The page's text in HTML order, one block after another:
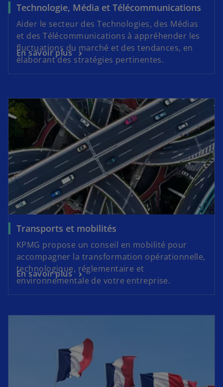
Technologie, Média et Télécommunications
Aider le secteur des Technologies, des Médias
et des Télécommunications à appréhender les
fluctuations du marché et des tendances, en
élaborant des stratégies pertinentes.
En savoir plus
Transports et mobilités
KPMG propose un conseil en mobilité pour
accompagner la transformation opérationnelle,
technologique, réglementaire et
environnementale de votre entreprise.
En savoir plus